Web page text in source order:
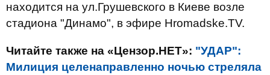
находится на ул.Грушевского в Киеве возле
стадиона "Динамо", в эфире Hromadske.TV.
Читайте также на «Цензор.НЕТ»: "УДАР":
Милиция целенаправленно ночью стреляла